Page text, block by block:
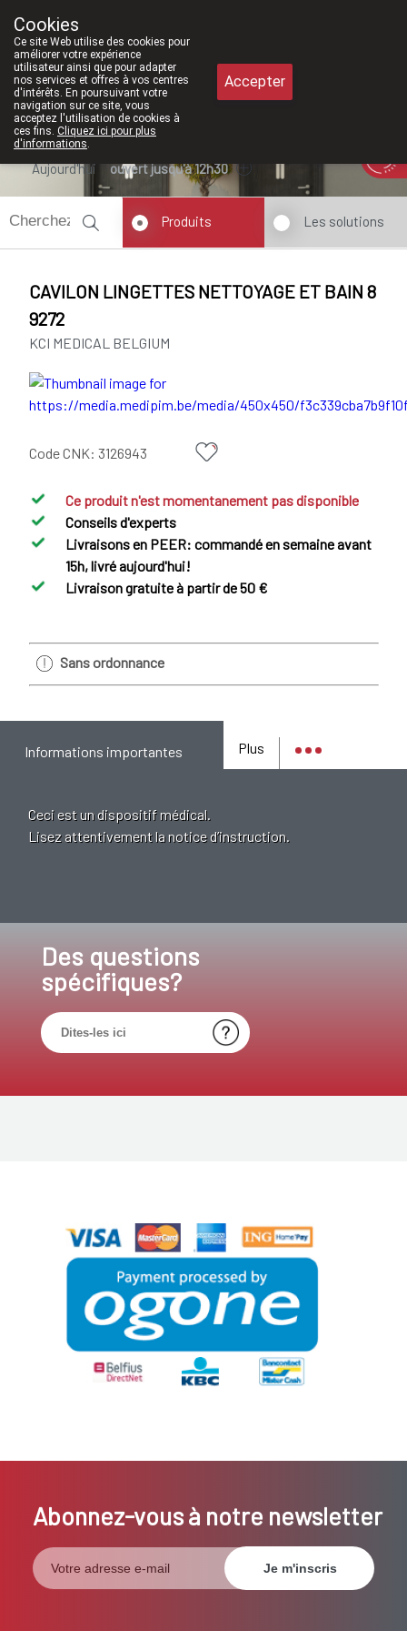
Aujourd'hui ouvert jusqu'à 12h30
Produits Les solutions
CAVILON LINGETTES NETTOYAGE ET BAIN 8
9272
KCI MEDICAL BELGIUM
Code CNK: 3126943
Ce produit n'est momentanement pas disponible
Conseils d'experts
Livraisons en PEER: commandé en semaine avant
15h, livré aujourd'hui!
Livraison gratuite à partir de 50 €
Sans ordonnance
Plus
Informations importantes
Ceci est un dispositif médical.
Lisez attentivement la notice d’instruction.
Des questions
spécifiques?
Abonnez-vous à notre newsletter
Cookies
Ce site Web utilise des cookies pour
améliorer votre expérience
utilisateur ainsi que pour adapter
nos services et offres à vos centres
d'intérêts. En poursuivant votre
navigation sur ce site, vous
acceptez l'utilisation de cookies à
ces fins. Cliquez ici pour plus
d'informations.
Accepter